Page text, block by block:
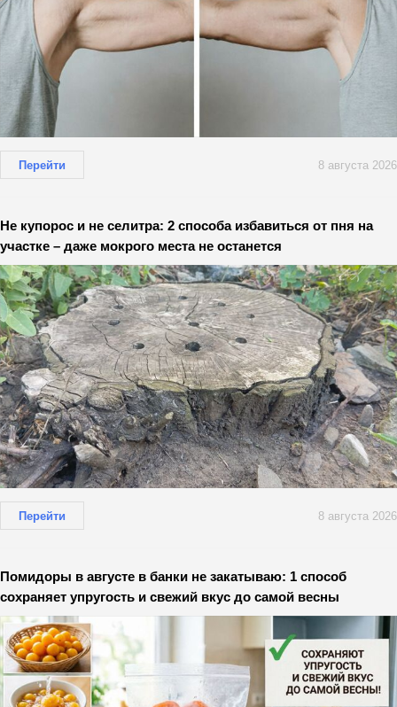
Перейти 8 августа 2026
Не купорос и не селитра: 2 способа избавиться от пня на
участке – даже мокрого места не останется
Перейти 8 августа 2026
Помидоры в августе в банки не закатываю: 1 способ
сохраняет упругость и свежий вкус до самой весны